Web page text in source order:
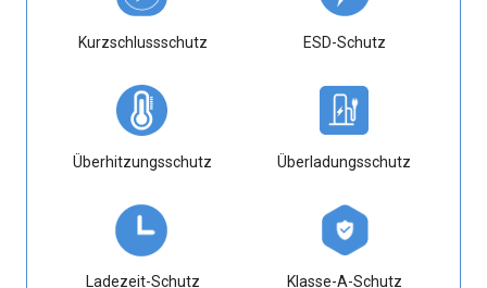
Kurzschlussschutz ESD-Schutz
Überhitzungsschutz Überladungsschutz
Ladezeit-Schutz Klasse-A-Schutz